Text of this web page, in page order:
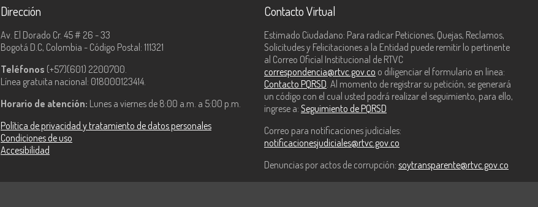
Dirección
Av. El Dorado Cr. 45 # 26 - 33
Bogotá D.C, Colombia - Código Postal: 111321
Teléfonos (+57)(601) 2200700.
Línea gratuita nacional: 018000123414.
Horario de atención: Lunes a viernes de 8:00 a.m. a 5:00 p.m.
Política de privacidad y tratamiento de datos personales
Condiciones de uso
Accesibilidad
Contacto Virtual
Estimado Ciudadano: Para radicar Peticiones, Quejas, Reclamos,
Solicitudes y Felicitaciones a la Entidad puede remitir lo pertinente
al Correo Oficial Institucional de RTVC
correspondencia@rtvc.gov.co o diligenciar el formulario en línea:
Contacto PQRSD . Al momento de registrar su petición, se generará
un código con el cual usted podrá realizar el seguimiento, para ello,
ingrese a: Seguimiento de PQRSD
Correo para notificaciones judiciales:
notificacionesjudiciales@rtvc.gov.co
Denuncias por actos de corrupción: soytransparente@rtvc.gov.co